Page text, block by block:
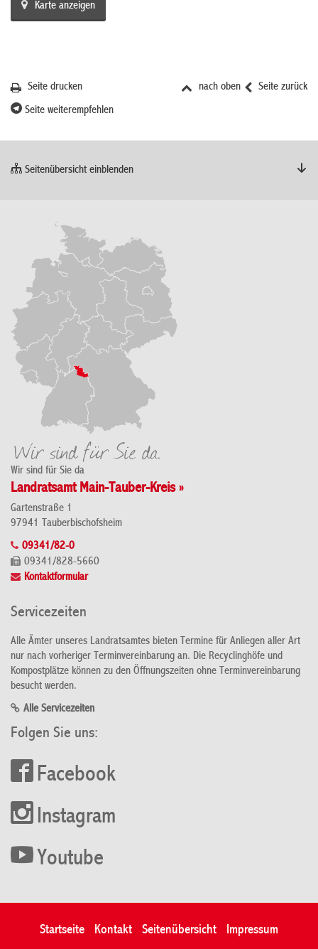
Karte anzeigen
Seite zurück
nach oben
Seite drucken
Seite weiterempfehlen
Seitenübersicht einblenden
Wir sind für Sie da
Landratsamt Main-Tauber-Kreis »
Gartenstraße 1
97941 Tauberbischofsheim
09341/82-0
09341/828-5660
Kontaktformular
Servicezeiten
Alle Ämter unseres Landratsamtes bieten Termine für Anliegen aller Art
nur nach vorheriger Terminvereinbarung an. Die Recyclinghöfe und
Kompostplätze können zu den Öffnungszeiten ohne Terminvereinbarung
besucht werden.
Alle Servicezeiten
Folgen Sie uns:
Facebook
Instagram
Youtube
Startseite Kontakt Seitenübersicht Impressum